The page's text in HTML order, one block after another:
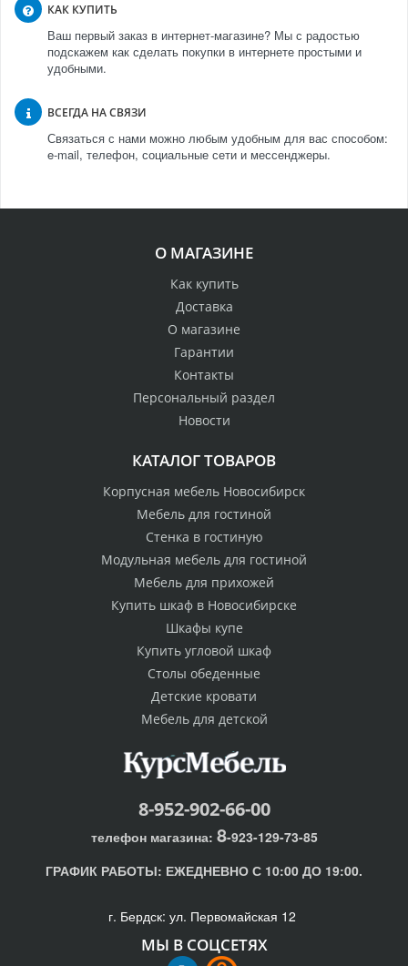
КАК КУПИТЬ
Ваш первый заказ в интернет-магазине? Мы с радостью
подскажем как сделать покупки в интернете простыми и
удобными.
ВСЕГДА НА СВЯЗИ
Связаться с нами можно любым удобным для вас способом:
e-mail, телефон, социальные сети и мессенджеры.
О МАГАЗИНЕ
Как купить
Доставка
О магазине
Гарантии
Контакты
Персональный раздел
Новости
КАТАЛОГ ТОВАРОВ
Корпусная мебель Новосибирск
Мебель для гостиной
Стенка в гостиную
Модульная мебель для гостиной
Мебель для прихожей
Купить шкаф в Новосибирске
Шкафы купе
Купить угловой шкаф
Столы обеденные
Детские кровати
Мебель для детской
8-952-902-66-00
телефон магазина: 8-923-129-73-85
ГРАФИК РАБОТЫ: ЕЖЕДНЕВНО С 10:00 ДО 19:00.
г. Бердск: ул. Первомайская 12
МЫ В СОЦСЕТЯХ